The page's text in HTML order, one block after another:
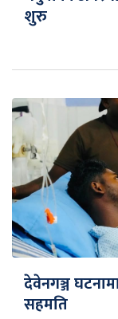
शुरु
देवेनगञ्ज
सहमति